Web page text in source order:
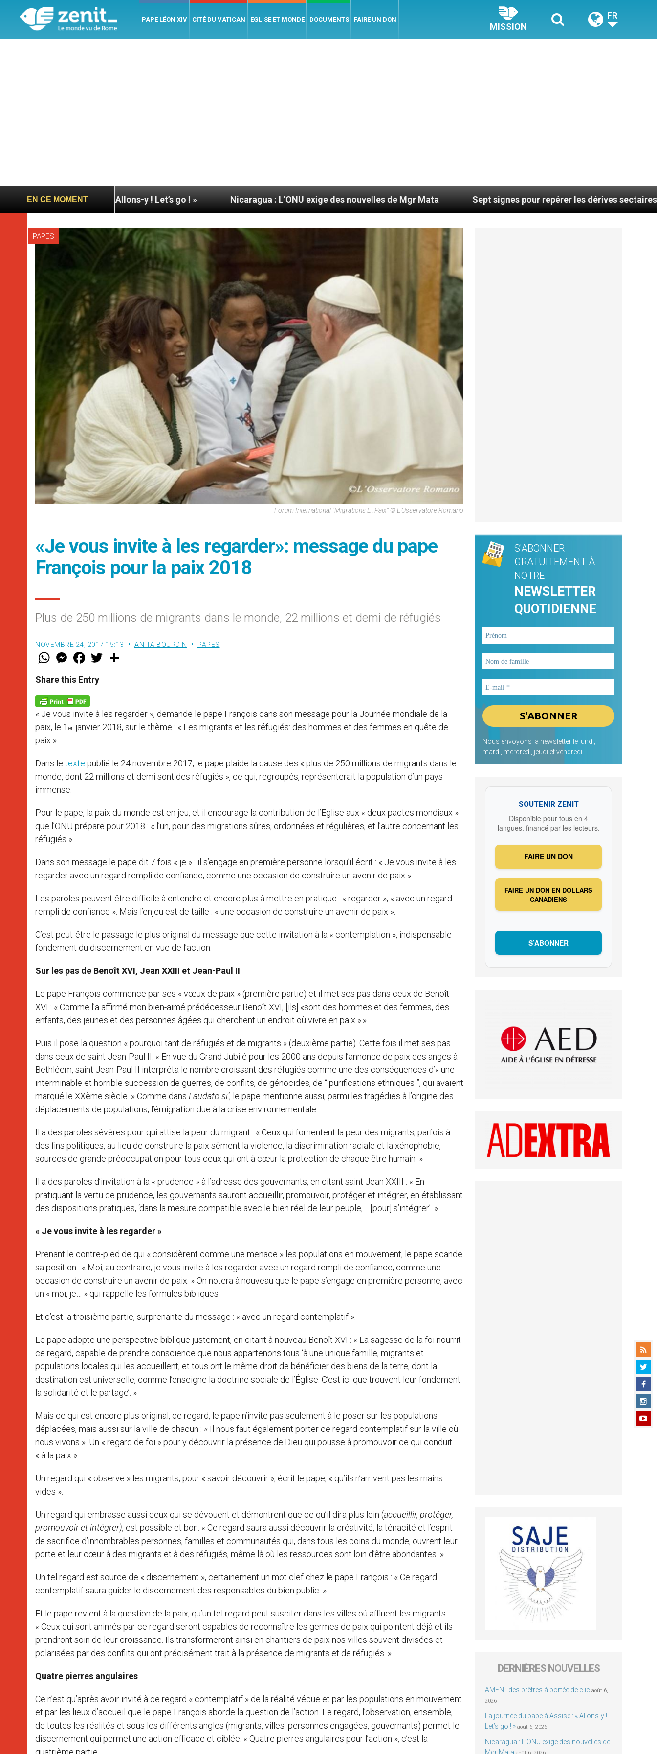
PAPE LÉON XIV CITÉ DU VATICAN EGLISE ET MONDE DOCUMENTS FAIRE UN DON
MISSION
FR
EN CE MOMENT
à Assise : « Allons-y ! Let’s go ! » Nicaragua : L’ONU exige des nouvelles de Mgr Mata Sept signes pour repérer les dérives sectaires du coaching
PAPES
Forum International “Migrations Et Paix” © L'Osservatore Romano
«Je vous invite à les regarder»: message du pape
François pour la paix 2018
Plus de 250 millions de migrants dans le monde, 22 millions et demi de réfugiés
NOVEMBRE 24, 2017 15:13 ANITA BOURDIN PAPES
W
t
s
A
p
p
M
e
s
e
n
g
e
r
F
a
e
b
o
k
w
Share this Entry
« Je vous invite à les regarder », demande le pape François dans son message pour la Journée mondiale de la
paix, le 1 er janvier 2018, sur le thème : « Les migrants et les réfugiés: des hommes et des femmes en quête de
paix ».
Dans le texte publié le 24 novembre 2017, le pape plaide la cause des « plus de 250 millions de migrants dans le
monde, dont 22 millions et demi sont des réfugiés », ce qui, regroupés, représenterait la population d’un pays
immense.
Pour le pape, la paix du monde est en jeu, et il encourage la contribution de l’Eglise aux « deux pactes mondiaux »
que l’ONU prépare pour 2018 : « l’un, pour des migrations sûres, ordonnées et régulières, et l’autre concernant les
réfugiés ».
Dans son message le pape dit 7 fois « je » : il s’engage en première personne lorsqu’il écrit : « Je vous invite à les
regarder avec un regard rempli de confiance, comme une occasion de construire un avenir de paix ».
Les paroles peuvent être difficile à entendre et encore plus à mettre en pratique : « regarder », « avec un regard
rempli de confiance ». Mais l’enjeu est de taille : « une occasion de construire un avenir de paix ».
C’est peut-être le passage le plus original du message que cette invitation à la « contemplation », indispensable
fondement du discernement en vue de l’action.
Sur les pas de Benoît XVI, Jean XXIII et Jean-Paul II
Le pape François commence par ses « vœux de paix » (première partie) et il met ses pas dans ceux de Benoît
XVI : « Comme l’a affirmé mon bien-aimé prédécesseur Benoît XVI, [ils] «sont des hommes et des femmes, des
enfants, des jeunes et des personnes âgées qui cherchent un endroit où vivre en paix ».»
Puis il pose la question « pourquoi tant de réfugiés et de migrants » (deuxième partie). Cette fois il met ses pas
dans ceux de saint Jean-Paul II: « En vue du Grand Jubilé pour les 2000 ans depuis l’annonce de paix des anges à
Bethléem, saint Jean-Paul II interpréta le nombre croissant des réfugiés comme une des conséquences d’« une
interminable et horrible succession de guerres, de conflits, de génocides, de “ purifications ethniques ”, qui avaient
marqué le XXème siècle. » Comme dans Laudato si’, le pape mentionne aussi, parmi les tragédies à l’origine des
déplacements de populations, l’émigration due à la crise environnementale.
Il a des paroles sévères pour qui attise la peur du migrant : « Ceux qui fomentent la peur des migrants, parfois à
des fins politiques, au lieu de construire la paix sèment la violence, la discrimination raciale et la xénophobie,
sources de grande préoccupation pour tous ceux qui ont à cœur la protection de chaque être humain. »
Il a des paroles d’invitation à la « prudence » à l’adresse des gouvernants, en citant saint Jean XXIII : « En
pratiquant la vertu de prudence, les gouvernants sauront accueillir, promouvoir, protéger et intégrer, en établissant
des dispositions pratiques, ‘dans la mesure compatible avec le bien réel de leur peuple, …[pour] s’intégrer’. »
« Je vous invite à les regarder »
Prenant le contre-pied de qui « considèrent comme une menace » les populations en mouvement, le pape scande
sa position : « Moi, au contraire, je vous invite à les regarder avec un regard rempli de confiance, comme une
occasion de construire un avenir de paix. » On notera à nouveau que le pape s’engage en première personne, avec
un « moi, je… » qui rappelle les formules bibliques.
Et c’est la troisième partie, surprenante du message : « avec un regard contemplatif ».
Le pape adopte une perspective biblique justement, en citant à nouveau Benoît XVI : « La sagesse de la foi nourrit
ce regard, capable de prendre conscience que nous appartenons tous ‘à une unique famille, migrants et
populations locales qui les accueillent, et tous ont le même droit de bénéficier des biens de la terre, dont la
destination est universelle, comme l’enseigne la doctrine sociale de l’Église. C’est ici que trouvent leur fondement
la solidarité et le partage’. »
Mais ce qui est encore plus original, ce regard, le pape n’invite pas seulement à le poser sur les populations
déplacées, mais aussi sur la ville de chacun : « Il nous faut également porter ce regard contemplatif sur la ville où
nous vivons ». Un « regard de foi » pour y découvrir la présence de Dieu qui pousse à promouvoir ce qui conduit
« à la paix ».
Un regard qui « observe » les migrants, pour « savoir découvrir », écrit le pape, « qu’ils n’arrivent pas les mains
vides ».
Un regard qui embrasse aussi ceux qui se dévouent et démontrent que ce qu’il dira plus loin (accueillir, protéger,
promouvoir et intégrer), est possible et bon: « Ce regard saura aussi découvrir la créativité, la ténacité et l’esprit
de sacrifice d’innombrables personnes, familles et communautés qui, dans tous les coins du monde, ouvrent leur
porte et leur cœur à des migrants et à des réfugiés, même là où les ressources sont loin d’être abondantes. »
Un tel regard est source de « discernement », certainement un mot clef chez le pape François : « Ce regard
contemplatif saura guider le discernement des responsables du bien public. »
Et le pape revient à la question de la paix, qu’un tel regard peut susciter dans les villes où affluent les migrants :
« Ceux qui sont animés par ce regard seront capables de reconnaître les germes de paix qui pointent déjà et ils
prendront soin de leur croissance. Ils transformeront ainsi en chantiers de paix nos villes souvent divisées et
polarisées par des conflits qui ont précisément trait à la présence de migrants et de réfugiés. »
Quatre pierres angulaires
Ce n’est qu’après avoir invité à ce regard « contemplatif » de la réalité vécue et par les populations en mouvement
et par les lieux d’accueil que le pape François aborde la question de l’action. Le regard, l’observation, ensemble,
de toutes les réalités et sous les différents angles (migrants, villes, personnes engagées, gouvernants) permet le
discernement qui permet une action efficace et ciblée: « Quatre pierres angulaires pour l’action », c’est la
S'ABONNER
GRATUITEMENT À
NOTRE
NEWSLETTER
QUOTIDIENNE
Nous envoyons la newsletter le lundi,
mardi, mercredi, jeudi et vendredi
SOUTENIR ZENIT
Disponible pour tous en 4
langues, financé par les lecteurs.
FAIRE UN DON
FAIRE UN DON EN DOLLARS
CANADIENS
S’ABONNER
DERNIÈRES NOUVELLES
AMEN : des prêtres à portée de clic août 6,
2026
La journée du pape à Assise : « Allons-y !
Let’s go ! » août 6, 2026
Nicaragua : L’ONU exige des nouvelles de
Mgr Mata